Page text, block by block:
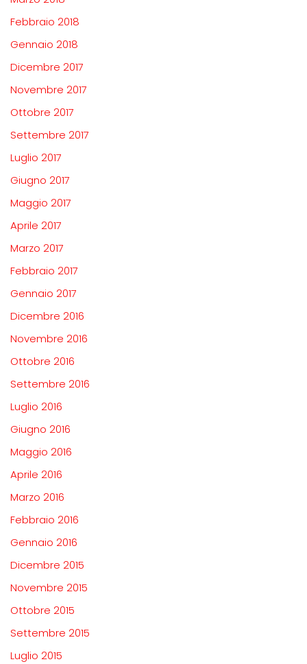
Febbraio 2018
Gennaio 2018
Dicembre 2017
Novembre 2017
Ottobre 2017
Settembre 2017
Luglio 2017
Giugno 2017
Maggio 2017
Aprile 2017
Marzo 2017
Febbraio 2017
Gennaio 2017
Dicembre 2016
Novembre 2016
Ottobre 2016
Settembre 2016
Luglio 2016
Giugno 2016
Maggio 2016
Aprile 2016
Marzo 2016
Febbraio 2016
Gennaio 2016
Dicembre 2015
Novembre 2015
Ottobre 2015
Settembre 2015
Luglio 2015